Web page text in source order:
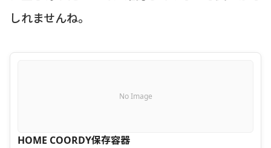
しれませんね。
No Image
HOME COORDY保存容器